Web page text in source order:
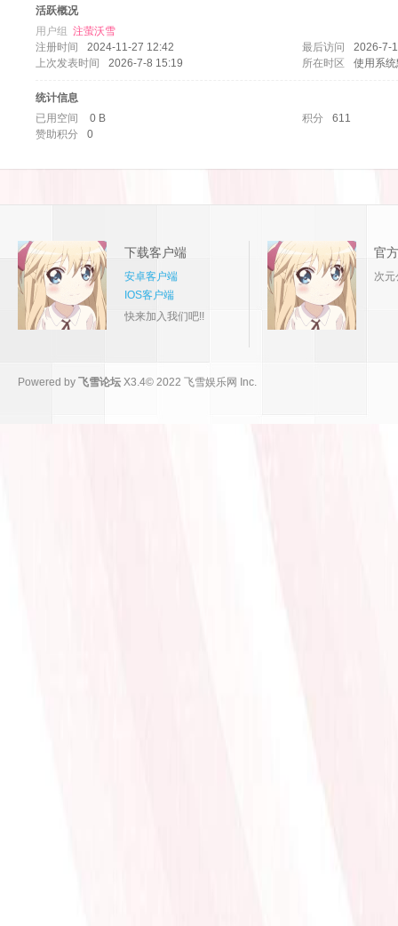
活跃概况
用户组 注萤沃雪
注册时间
2024-11-27 12:42 最后访问
2026-7-
上次发表时间
2026-7-8 15:19 所在时区 使用系
统计信息
已用空间
0 B 积分
611
赞助积分
0
下载客户端
安卓客户端
IOS客户端
快来加入我们吧!!
官
次元
Powered by 飞雪论坛 X3.4© 2022 飞雪娱乐网 Inc.